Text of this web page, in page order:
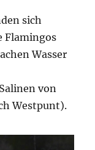
sich
Flamingos
Wasser
von
Westpunt).